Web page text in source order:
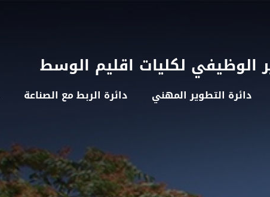
الوظيفي لكليات اقليم الوسط
دائرة التطوير المهني دائرة الربط مع الصناعة